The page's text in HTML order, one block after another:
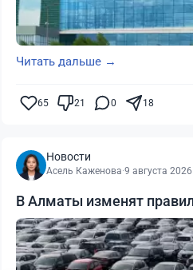
Читать дальше →
65 21 0 18
Новости
Асель Каженова·9 августа
В Алматы изменят